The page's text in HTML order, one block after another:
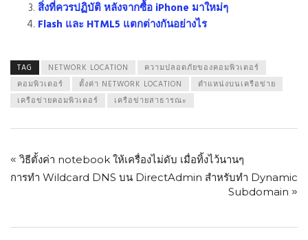
สิ่งที่ควรปฏิบัติ หลังจากซื้อ iPhone มาใหม่ๆ
Flash และ HTML5 แตกต่างกันอย่างไร
TAG NETWORK LOCATION
ความปลอดภัยของคอมพิวเตอร์
คอมพิวเตอร์
ตั้งค่า NETWORK LOCATION
ตำแหน่งบนเครือข่าย
เครือข่ายคอมพิวเตอร์
เครือข่ายสาธารณะ
« วิธีตั้งค่า notebook ให้เครื่องไม่ดับ เมื่อทิ้งไว้นานๆ
การทำ Wildcard DNS บน DirectAdmin สำหรับทำ Dynamic
Subdomain »